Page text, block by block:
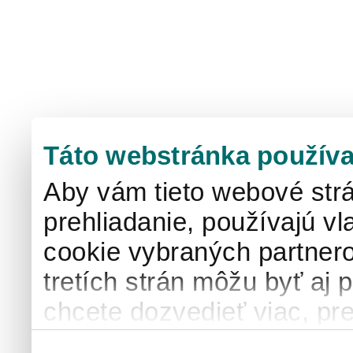
Táto webstránka
Aby vám tieto webové
prehliadanie, používajú
cookie vybraných
tretích strán môžu byť aj
chcete dozvedieť viac,